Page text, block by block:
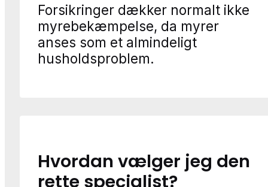
Forsikringer dækker normalt ikke
myrebekæmpelse, da myrer
anses som et almindeligt
husholdsproblem.
Hvordan vælger jeg den
rette specialist?